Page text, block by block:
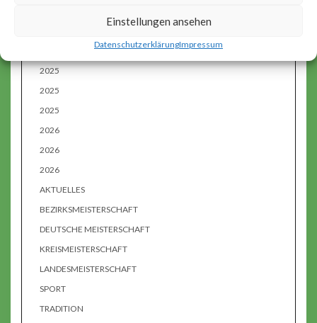
Einstellungen ansehen
DatenschutzerklärungImpressum
CATEGORIES
2025
2025
2025
2026
2026
2026
AKTUELLES
BEZIRKSMEISTERSCHAFT
DEUTSCHE MEISTERSCHAFT
KREISMEISTERSCHAFT
LANDESMEISTERSCHAFT
SPORT
TRADITION